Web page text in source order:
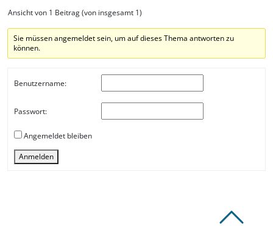
Ansicht von 1 Beitrag (von insgesamt 1)
Sie müssen angemeldet sein, um auf dieses Thema antworten zu
können.
Benutzername:
Passwort:
Angemeldet bleiben
Anmelden